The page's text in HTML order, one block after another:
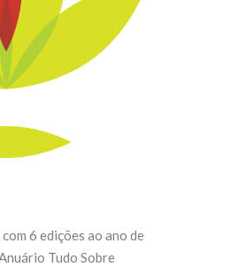
READING
6 edições ao ano de
Tudo Sobre